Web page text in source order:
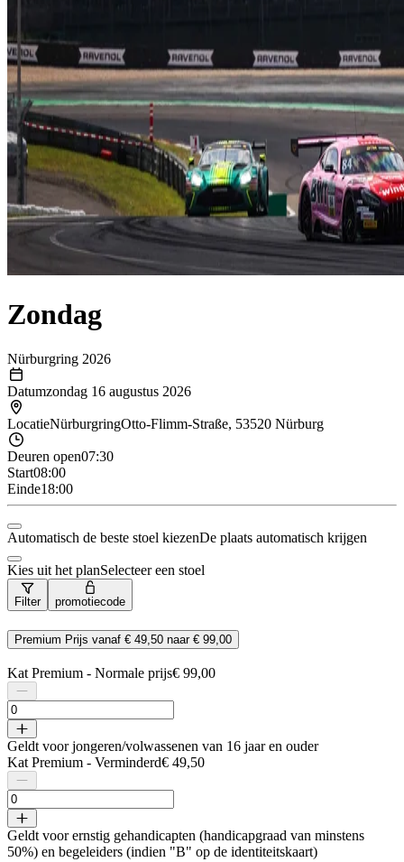
Zondag
Nürburgring 2026
Datumzondag 16 augustus 2026
LocatieNürburgringOtto-Flimm-Straße, 53520 Nürburg
Deuren open07:30
Start08:00
Einde18:00
Automatisch de beste stoel kiezenDe plaats automatisch krijgen
Kies uit het planSelecteer een stoel
Filter promotiecode
Premium Prijs vanaf € 49,50 naar € 99,00
Kat Premium - Normale prijs€ 99,00
Geldt voor jongeren/volwassenen van 16 jaar en ouder
Kat Premium - Verminderd€ 49,50
Geldt voor ernstig gehandicapten (handicapgraad van minstens
50%) en begeleiders (indien "B" op de identiteitskaart)